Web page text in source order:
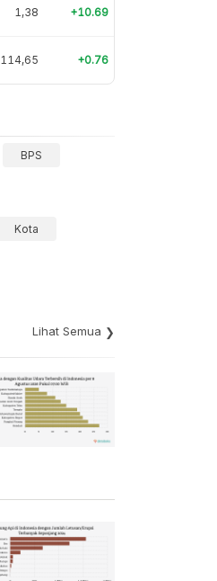
1,38 +10.69
114,65 +0.76
BPS
Kota
Lihat Semua